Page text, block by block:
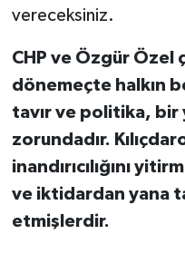
vereceksiniz.
CHP ve Özgür Özel
dönemeçte halkın
tavır ve politika, bir
zorundadır.
inandırıcılığını
ve iktidardan yana
etmişlerdir.